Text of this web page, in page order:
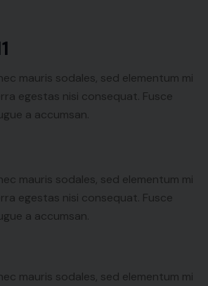
mauris sodales, sed elementum mi
egestas nisi consequat. Fusce
a accumsan.
mauris sodales, sed elementum mi
egestas nisi consequat. Fusce
a accumsan.
mauris sodales, sed elementum mi